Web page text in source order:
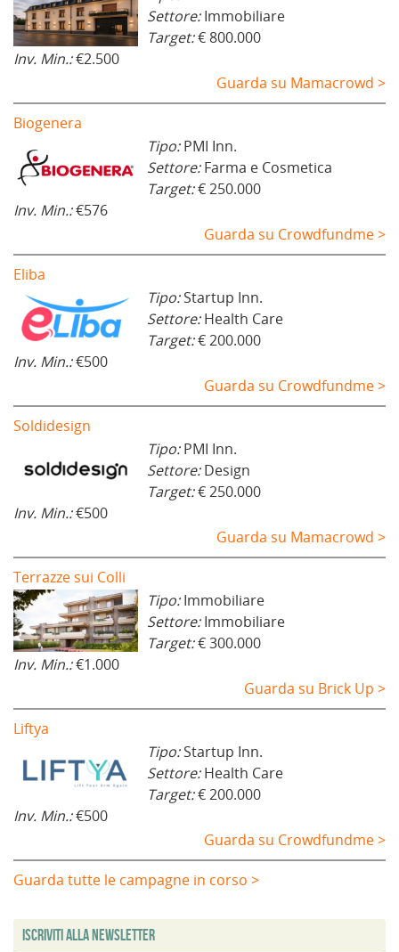
Settore:Immobiliare
Target:€ 800.000
Inv. Min.:€2.500
Guarda su Mamacrowd >
Biogenera
Tipo:PMI Inn.
Settore:Farma e Cosmetica
Target:€ 250.000
Inv. Min.:€576
Guarda su Crowdfundme >
Eliba
Tipo:Startup Inn.
Settore:Health Care
Target:€ 200.000
Inv. Min.:€500
Guarda su Crowdfundme >
Soldidesign
Tipo:PMI Inn.
Settore:Design
Target:€ 250.000
Inv. Min.:€500
Guarda su Mamacrowd >
Terrazze sui Colli
Tipo:Immobiliare
Settore:Immobiliare
Target:€ 300.000
Inv. Min.:€1.000
Guarda su Brick Up >
Liftya
Tipo:Startup Inn.
Settore:Health Care
Target:€ 200.000
Inv. Min.:€500
Guarda su Crowdfundme >
Guarda tutte le campagne in corso >
Iscriviti alla Newsletter